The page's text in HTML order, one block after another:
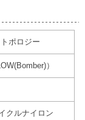
ポロジー
）
クルナイロン